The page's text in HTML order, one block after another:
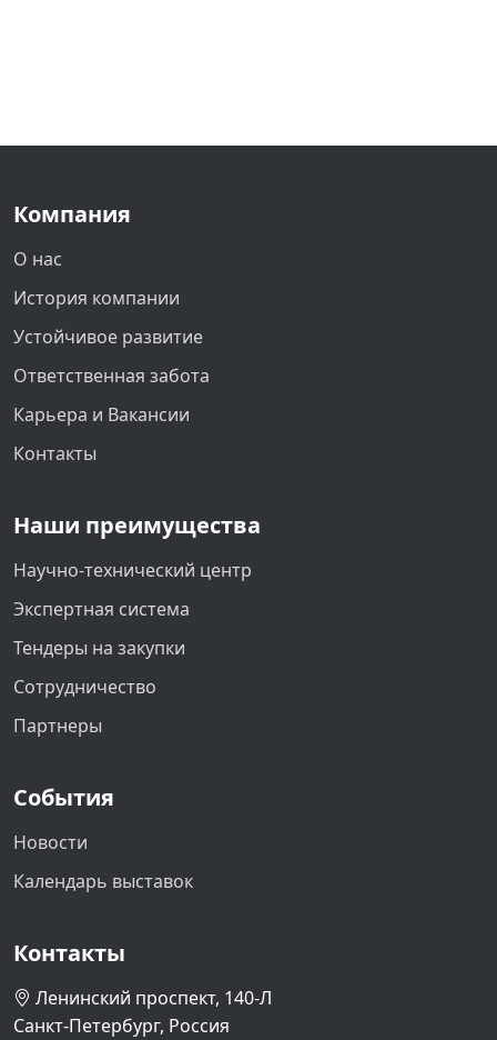
Компания
О нас
История компании
Устойчивое развитие
Ответственная забота
Карьера и Вакансии
Контакты
Наши преимущества
Научно-технический центр
Экспертная система
Тендеры на закупки
Сотрудничество
Партнеры
События
Новости
Календарь выставок
Контакты
Ленинский проспект, 140-Л
Санкт-Петербург, Россия